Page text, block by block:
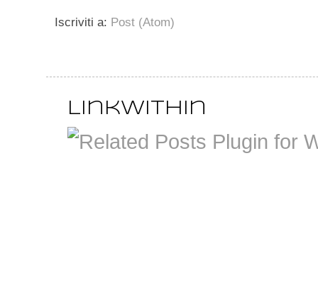
Iscriviti a: Post (Atom)
LinkWithin